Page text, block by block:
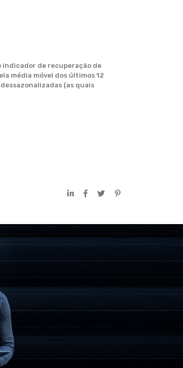
indicador de recuperação de
média móvel dos últimos 12
(as quais